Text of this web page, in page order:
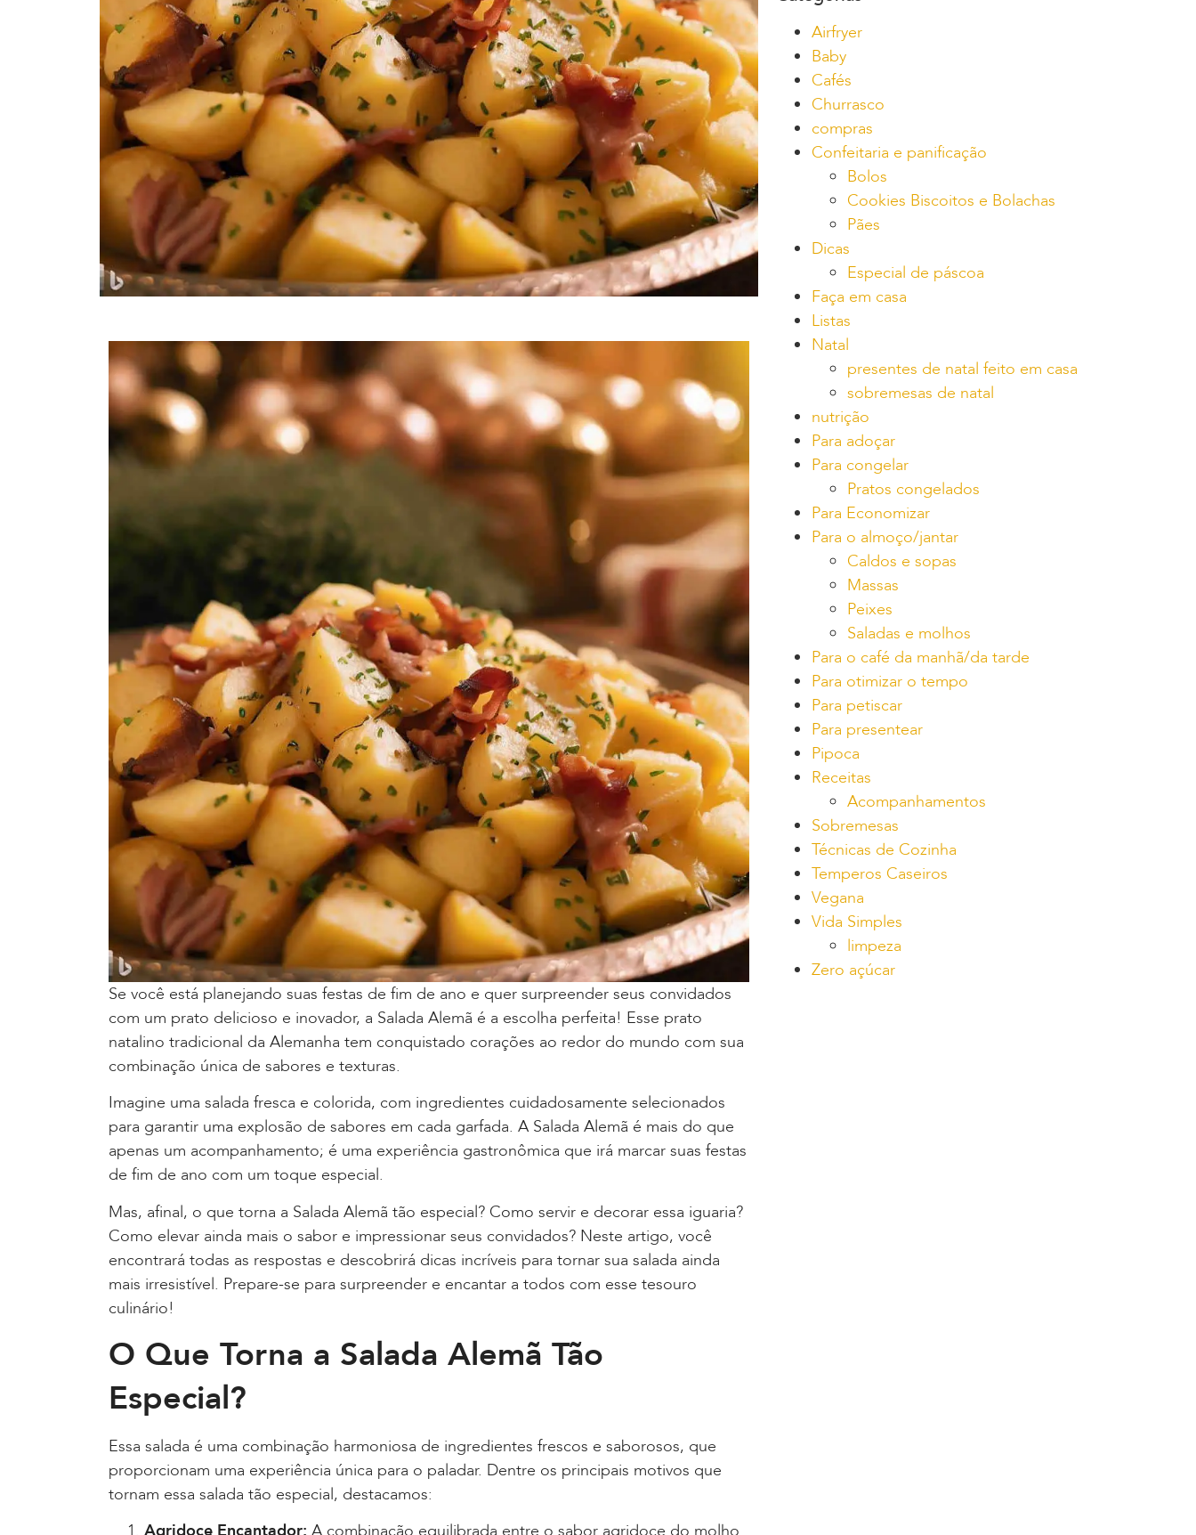
Se você está planejando suas festas de fim de ano e quer surpreender seus convidados
com um prato delicioso e inovador, a Salada Alemã é a escolha perfeita! Esse prato
natalino tradicional da Alemanha tem conquistado corações ao redor do mundo com sua
combinação única de sabores e texturas.
Imagine uma salada fresca e colorida, com ingredientes cuidadosamente selecionados
para garantir uma explosão de sabores em cada garfada. A Salada Alemã é mais do que
apenas um acompanhamento; é uma experiência gastronômica que irá marcar suas festas
de fim de ano com um toque especial.
Mas, afinal, o que torna a Salada Alemã tão especial? Como servir e decorar essa iguaria?
Como elevar ainda mais o sabor e impressionar seus convidados? Neste artigo, você
encontrará todas as respostas e descobrirá dicas incríveis para tornar sua salada ainda
mais irresistível. Prepare-se para surpreender e encantar a todos com esse tesouro
culinário!
O Que Torna a Salada Alemã Tão
Especial?
Essa salada é uma combinação harmoniosa de ingredientes frescos e saborosos, que
proporcionam uma experiência única para o paladar. Dentre os principais motivos que
tornam essa salada tão especial, destacamos:
Airfryer
Baby
Cafés
Churrasco
compras
Confeitaria e panificação
Bolos
Cookies Biscoitos e Bolachas
Pães
Dicas
Especial de páscoa
Faça em casa
Listas
Natal
presentes de natal feito em casa
sobremesas de natal
nutrição
Para adoçar
Para congelar
Pratos congelados
Para Economizar
Para o almoço/jantar
Caldos e sopas
Massas
Peixes
Saladas e molhos
Para o café da manhã/da tarde
Para otimizar o tempo
Para petiscar
Para presentear
Pipoca
Receitas
Acompanhamentos
Sobremesas
Técnicas de Cozinha
Temperos Caseiros
Vegana
Vida Simples
limpeza
Zero açúcar